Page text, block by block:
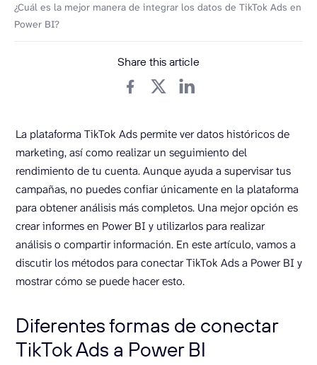
¿Cuál es la mejor manera de integrar los datos de TikTok Ads en
Power BI?
Share this article
La plataforma TikTok Ads permite ver datos históricos de
marketing, así como realizar un seguimiento del
rendimiento de tu cuenta. Aunque ayuda a supervisar tus
campañas, no puedes confiar únicamente en la plataforma
para obtener análisis más completos. Una mejor opción es
crear informes en Power BI y utilizarlos para realizar
análisis o compartir información. En este artículo, vamos a
discutir los métodos para conectar TikTok Ads a Power BI y
mostrar cómo se puede hacer esto.
Diferentes formas de conectar
TikTok Ads a Power BI